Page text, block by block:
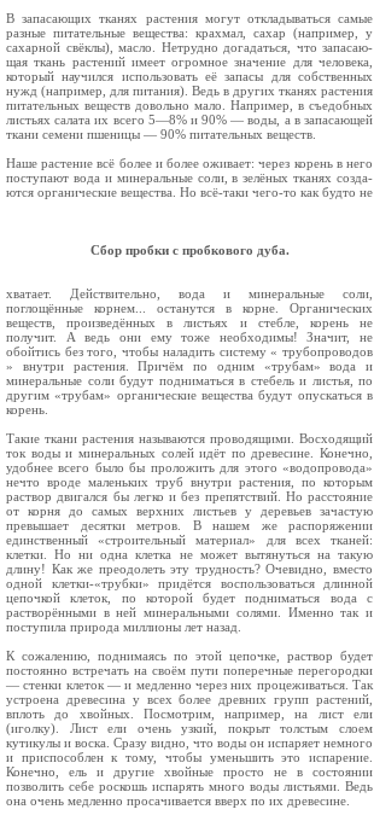
В запасающих тканях растения могут откладываться самые
разные питательные вещества: крахмал, сахар (например, у
сахарной свёклы), масло. Нетрудно догадаться, что запасаю­
щая ткань растений имеет огромное значение для человека,
который научился использовать её запасы для собственных
нужд (например, для питания). Ведь в других тканях растения
питательных веществ довольно мало. Например, в съедобных
листьях салата их всего 5—8% и 90% — воды, а в запасающей
ткани семени пшеницы — 90% питательных веществ.
Наше растение всё более и более оживает: через корень в него
поступают вода и минеральные соли, в зелёных тканях созда­
ются органические вещества. Но всё-таки чего-то как будто не
Сбор пробки с пробкового дуба.
хватает. Действительно, вода и минеральные соли,
поглощённые корнем... останутся в корне. Органических
веществ, произведённых в листь­ях и стебле, корень не
получит. А ведь они ему тоже необходимы! Значит, не
обойтись без того, чтобы наладить систему « трубопроводов
» внутри растения. Причём по одним «трубам» вода и
минеральные соли будут подниматься в стебель и листья, по
другим «трубам» органические ве­щества будут опускаться в
корень.
Такие ткани растения называются проводящи­ми. Восходящий
ток воды и минеральных солей идёт по древесине. Конечно,
удобнее всего было бы проложить для этого «водопровода»
нечто вроде маленьких труб внутри растения, по кото­рым
раствор двигался бы легко и без препят­ствий. Но расстояние
от корня до самых верхних листьев у деревьев зачастую
превышает десятки метров. В нашем же распоряжении
единствен­ный «строительный материал» для всех тканей:
клетки. Но ни одна клетка не может вытянуться на такую
длину! Как же преодолеть эту труд­ность? Очевидно, вместо
одной клетки-«трубки» придётся воспользоваться длинной
цепочкой клеток, по которой будет подниматься вода с
растворёнными в ней минеральными солями. Именно так и
поступила природа миллионы лет назад.
К сожалению, поднимаясь по этой цепочке, раствор будет
постоянно встречать на своём пути поперечные перегородки
— стенки клеток — и медленно через них процеживаться. Так
устрое­на древесина у всех более древних групп рас­тений,
вплоть до хвойных. Посмотрим, напри­мер, на лист ели
(иголку). Лист ели очень узкий, покрыт толстым слоем
кутикулы и воска. Сразу видно, что воды он испаряет немного
и приспо­соблен к тому, чтобы уменьшить это испарение.
Конечно, ель и другие хвойные просто не в состоянии
позволить себе роскошь испарять мно­го воды листьями. Ведь
она очень медленно просачивается вверх по их древесине.